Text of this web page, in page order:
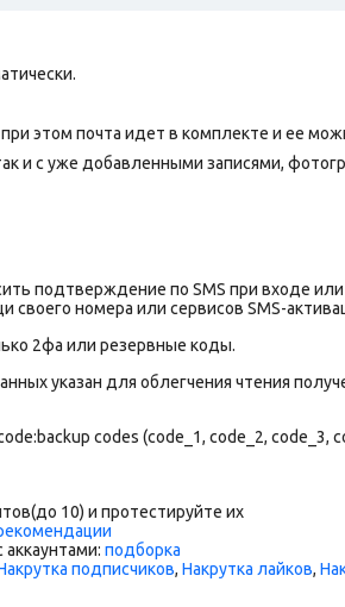
этом почта идет в комплекте и ее
и с уже добавленными записями,
подтверждение по SMS при входе
номера или сервисов SMS-
2фа или резервные коды.
указан для облегчения чтения
codes (code_1, code_2, code_3,
10) и протестируйте их
подборка
подписчиков, Накрутка лайков,